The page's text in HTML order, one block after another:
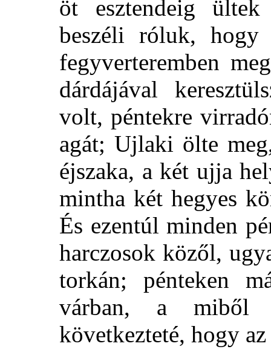
öt esztendeig
beszéli róluk,
fegyverteremben
dárdájával
volt, péntekre
agát; Ujlaki ölte
éjszaka, a két ujja
mintha két hegyes
És ezentúl minden
harczosok közől,
torkán; pénteken
várban, a miből
következteté, hogy